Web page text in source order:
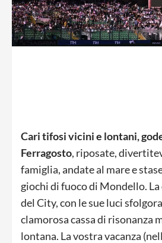
Cari tifosi vicini e lontani,
Ferragosto, riposate,
famiglia, andate al mare e
giochi di fuoco di Mondello.
del City, con le sue luci
clamorosa cassa di risonanza
lontana. La vostra vacanza